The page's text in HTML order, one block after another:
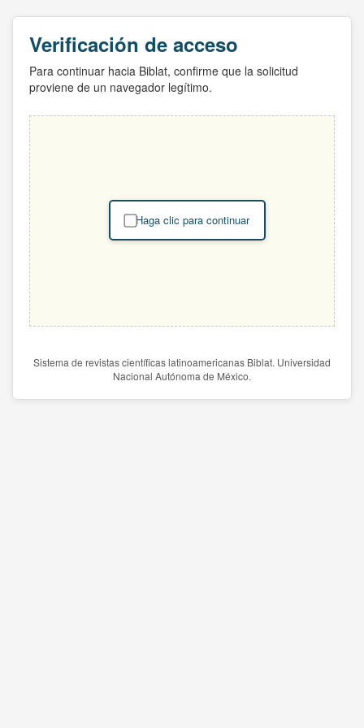
Verificación de acceso
Para continuar hacia Biblat, confirme que la solicitud
proviene de un navegador legítimo.
Haga clic para continuar
Sistema de revistas científicas latinoamericanas Biblat. Universidad
Nacional Autónoma de México.